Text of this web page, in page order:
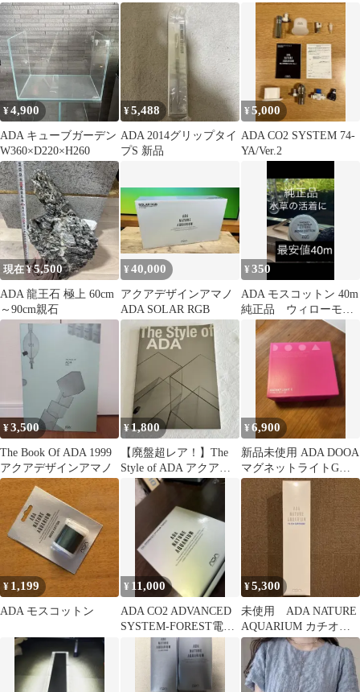
ッター
¥4,900
ADA キューブガーデン
W360×D220×H260
¥5,488
ADA 2014グリップタイ
プS 新品
¥5,000
ADA CO2 SYSTEM 74-
YA/Ver.2
現在 ¥5,500
ADA 龍王石 極上 60cm
～90cm親石
¥40,000
アクアデザインアマノ
ADA SOLAR RGB
¥350
ADA モスコットン 40m
純正品 ウィローモス
などに！
¥3,500
The Book Of ADA 1999
アクアデザインアマノ
¥1,800
【廃盤超レア！】The
Style of ADA アクアリ
ウム 写真集
¥6,900
新品未使用 ADA DOOA
マグネットライトG
MAGNET LIGHT G
¥ 1,199
ADA モスコットン
¥ 11,000
ADA CO2 ADVANCED
SYSTEM-FOREST電磁
弁セット
¥5,300
未使用 ADA NATURE
AQUARIUM カチオン
フィルター